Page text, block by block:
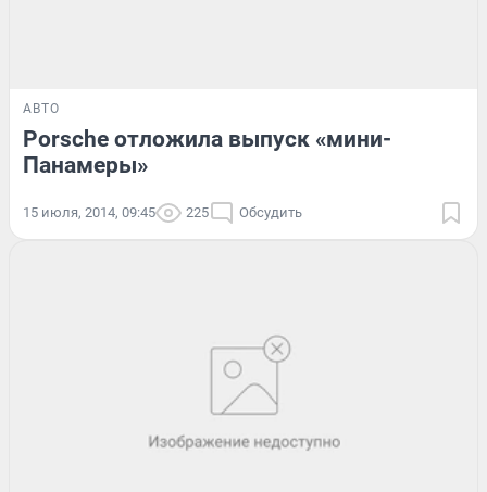
АВТО
Porsche отложила выпуск «мини-
Панамеры»
15 июля, 2014, 09:45 225 Обсудить